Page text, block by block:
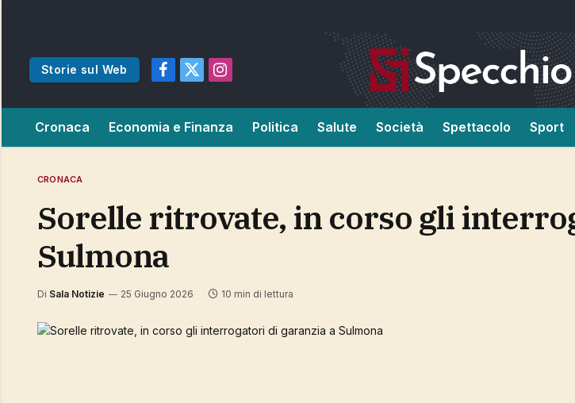
Storie sul Web
Facebook
X
Instagram
Cronaca Economia e Finanza Politica Salute Società Spettacolo Sport
CRONACA
Sorelle ritrovate, in corso gli interrogatori di garanzia a
Sulmona
Di Sala Notizie 25 Giugno 2026 10 min di lettura